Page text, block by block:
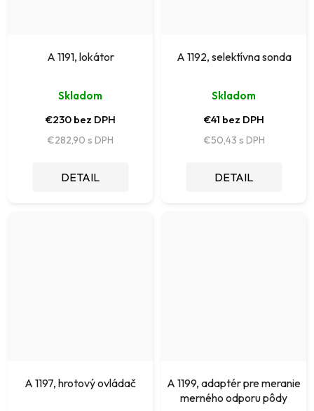
A 1191, lokátor
Skladom
€230 bez DPH
€282,90
DETAIL
A 1192, selektívna sonda
Skladom
€41 bez DPH
€50,43
DETAIL
A 1197, hrotový ovládač
A 1199, adaptér pre meranie
merného odporu pôdy